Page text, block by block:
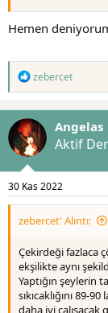
Hemen
T
e
p
k
i
l
e
r
zebercet
Angelas
Aktif
30 Kas 2022
zebercet' Alıntı:
Çekirdeği fazlaca
ekşilikte aynı
Yaptığın şeylerin
sıkıcaklığını 89-
daha iyi çalışacak